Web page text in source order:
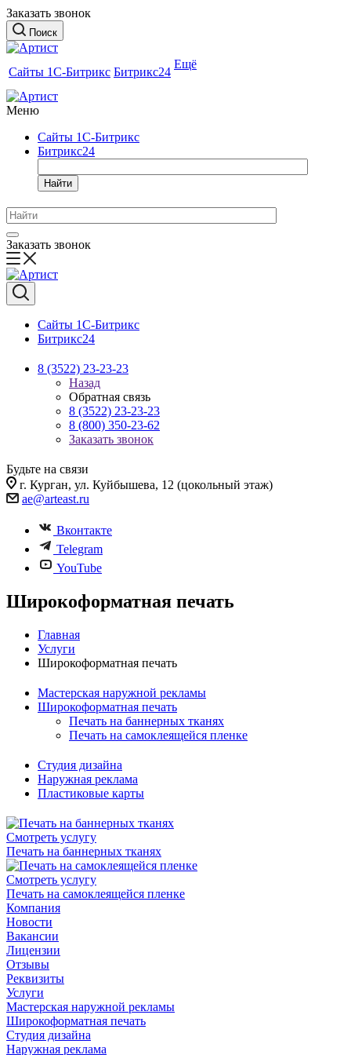
Заказать звонок
Поиск
Сайты 1С-Битрикс Битрикс24
Ещё
Меню
Сайты 1С-Битрикс
Битрикс24
Найти
Заказать звонок
Сайты 1С-Битрикс
Битрикс24
8 (3522) 23-23-23
Назад
Обратная связь
8 (3522) 23-23-23
8 (800) 350-23-62
Заказать звонок
Будьте на связи
г. Курган, ул. Куйбышева, 12 (цокольный этаж)
ae@arteast.ru
Вконтакте
Telegram
YouTube
Широкоформатная печать
Главная
Услуги
Широкоформатная печать
Мастерская наружной рекламы
Широкоформатная печать
Печать на баннерных тканях
Печать на самоклеящейся пленке
Студия дизайна
Наружная реклама
Пластиковые карты
Смотреть услугу
Печать на баннерных тканях
Смотреть услугу
Печать на самоклеящейся пленке
Компания
Новости
Вакансии
Лицензии
Отзывы
Реквизиты
Услуги
Мастерская наружной рекламы
Широкоформатная печать
Студия дизайна
Наружная реклама